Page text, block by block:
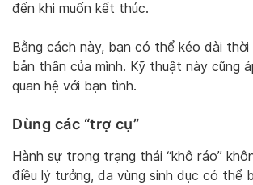
đến khi muốn kết thúc.
Bằng cách này, bạn có thể kéo dài thời
bản thân của mình. Kỹ thuật này cũng
quan hệ với bạn tình.
Dùng các “trợ cụ”
Hành sự trong trạng thái “khô ráo”
điều lý tưởng, da vùng sinh dục có thể